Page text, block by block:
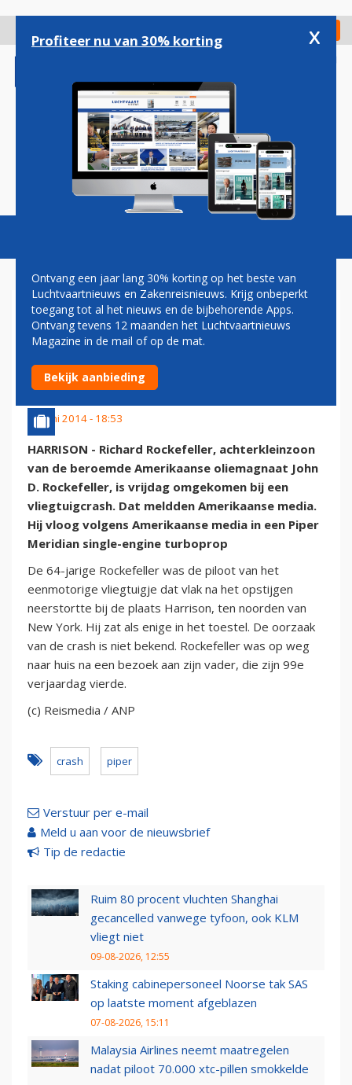
gaan
Check in
Magazine Podcasts Vacatures
ACHTERKLEINZOON
ROCKEFELLER GEDOOD IN
CRASH
13 juni 2014 - 18:53
HARRISON - Richard Rockefeller, achterkleinzoon
van de beroemde Amerikaanse oliemagnaat John
D. Rockefeller, is vrijdag omgekomen bij een
vliegtuigcrash. Dat meldden Amerikaanse media.
Hij vloog volgens Amerikaanse media in een Piper
Meridian single-engine turboprop
De 64-jarige Rockefeller was de piloot van het
eenmotorige vliegtuigje dat vlak na het opstijgen
neerstortte bij de plaats Harrison, ten noorden van
New York. Hij zat als enige in het toestel. De oorzaak
van de crash is niet bekend. Rockefeller was op weg
naar huis na een bezoek aan zijn vader, die zijn 99e
verjaardag vierde.
(c) Reismedia / ANP
crash piper
Verstuur per e-mail
Meld u aan voor de nieuwsbrief
Tip de redactie
Ruim 80 procent vluchten Shanghai
gecancelled vanwege tyfoon, ook KLM
vliegt niet
09-08-2026, 12:55
Staking cabinepersoneel Noorse tak SAS
op laatste moment afgeblazen
07-08-2026, 15:11
Malaysia Airlines neemt maatregelen
nadat piloot 70.000 xtc-pillen smokkelde
Profiteer nu van 30% korting x
Ontvang een jaar lang 30% korting op het beste van
Luchtvaartnieuws en Zakenreisnieuws. Krijg onbeperkt
toegang tot al het nieuws en de bijbehorende Apps.
Ontvang tevens 12 maanden het Luchtvaartnieuws
Magazine in de mail of op de mat.
Bekijk aanbieding